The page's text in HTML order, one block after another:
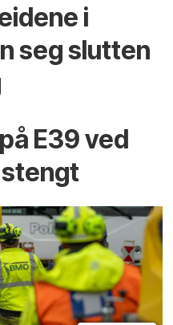
i
seg slutten
E39 ved
stengt